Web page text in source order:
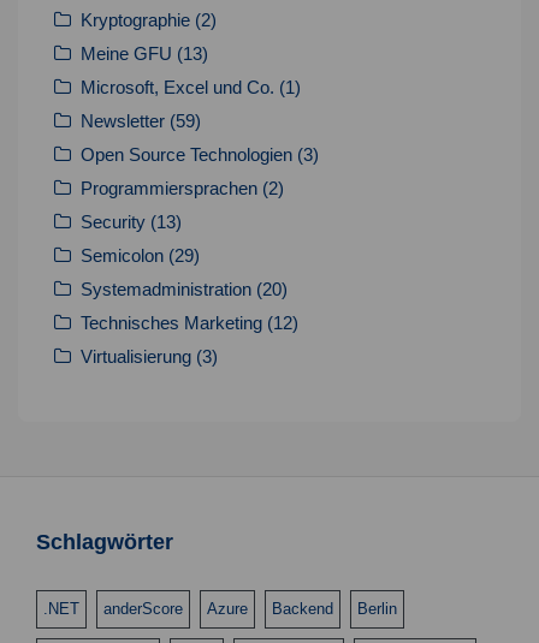
Kryptographie (2)
Meine GFU (13)
Microsoft, Excel und Co. (1)
Newsletter (59)
Open Source Technologien (3)
Programmiersprachen (2)
Security (13)
Semicolon (29)
Systemadministration (20)
Technisches Marketing (12)
Virtualisierung (3)
Schlagwörter
.NET anderScore Azure Backend Berlin